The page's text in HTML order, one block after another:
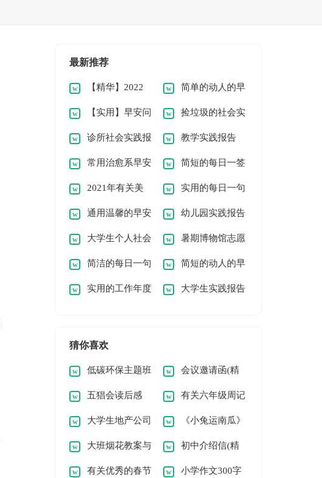
最新推荐
【精华】2022
年动人的早安问候语
语录汇总70条
简单的动人的早
安问候语语录52条
【实用】早安问
候语语录汇编57条
捡垃圾的社会实
践报告范文（通用
11篇）
诊所社会实践报
告(优秀)
教学实践报告
常用治愈系早安
问候语语录汇总50
句
简短的每日一签
早安问候语语录集合
52句
2021年有关美
好的早安问候语语录
30句
实用的每日一句
早安问候语语录合集
53句
通用温馨的早安
问候语语录集锦50
条
幼儿园实践报告
范文
大学生个人社会
实践报告[热]
暑期博物馆志愿
者实践报告
简洁的每日一句
早安问候语语录集锦
简短的动人的早
安问候语语录19条
实用的工作年度 大学生实践报告
猜你喜欢
低碳环保主题班
会教案8篇(精)
会议邀请函(精
选15篇)
五猖会读后感
(13篇)
有关六年级周记
锦集八篇
大学生地产公司
假期社会实践报告
《小兔运南瓜》
教案
大班烟花教案与
反思
初中介绍信(精
选15篇)
有关优秀的春节 小学作文300字